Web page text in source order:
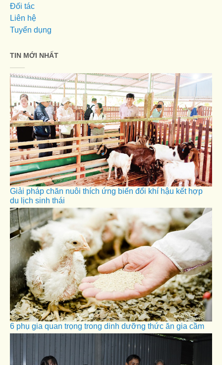
Đối tác
Liên hệ
Tuyển dụng
TIN MỚI NHẤT
Giải pháp chăn nuôi thích ứng biến đổi khí hậu kết hợp
du lịch sinh thái
6 phụ gia quan trọng trong dinh dưỡng thức ăn gia cầm